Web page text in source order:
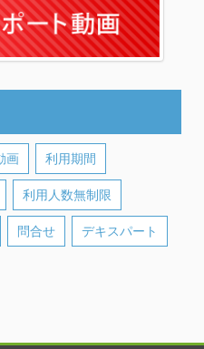
画 利用期間
利用人数無制限
問合せ デキスパート